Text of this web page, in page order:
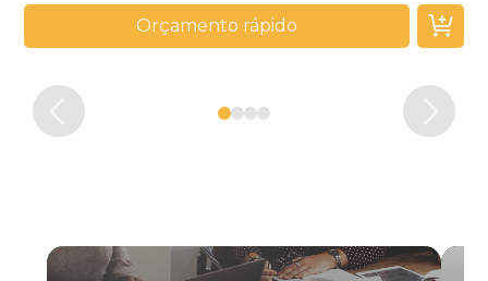
Orçamento rápido
Orçamento rápido
Orçamento rápido
Orçamento rápido
01 2 3